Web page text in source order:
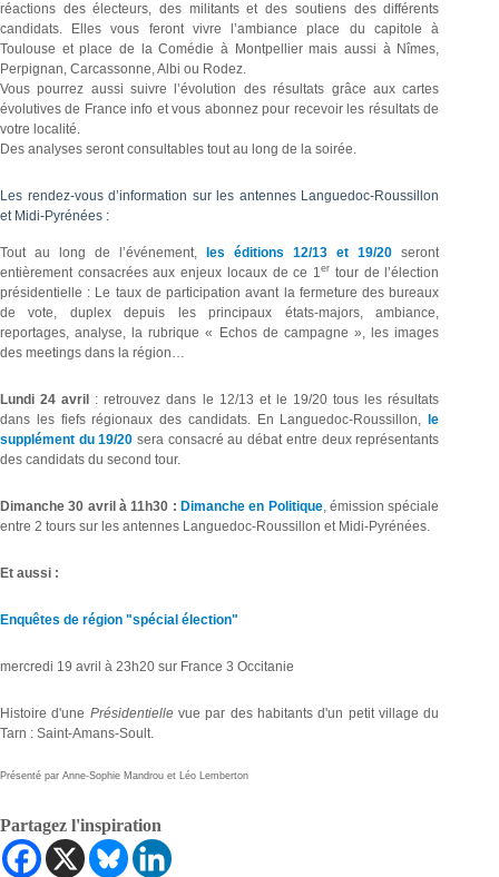
réactions des électeurs, des militants et des soutiens des différents
candidats. Elles vous feront vivre l’ambiance place du capitole à
Toulouse et place de la Comédie à Montpellier mais aussi à Nîmes,
Perpignan, Carcassonne, Albi ou Rodez.
Vous pourrez aussi suivre l’évolution des résultats grâce aux cartes
évolutives de France info et vous abonnez pour recevoir les résultats de
votre localité.
Des analyses seront consultables tout au long de la soirée.
Les rendez-vous d’information sur les antennes Languedoc-Roussillon
et Midi-Pyrénées :
Tout au long de l’événement,les éditions 12/13 et 19/20 seront
entièrement consacrées aux enjeux locaux de ce 1er tour de l’élection
présidentielle : Le taux de participation avant la fermeture des bureaux
de vote, duplex depuis les principaux états-majors, ambiance,
reportages, analyse, la rubrique « Echos de campagne », les images
des meetings dans la région…
Lundi 24 avril : retrouvez dans le 12/13 et le 19/20 tous les résultats
dans les fiefs régionaux des candidats. En Languedoc-Roussillon,le
supplément du 19/20 sera consacré au débat entre deux représentants
des candidats du second tour.
Dimanche 30 avril à 11h30 : Dimanche en Politique, émission spéciale
entre 2 tours sur les antennes Languedoc-Roussillon et Midi-Pyrénées.
Et aussi :
Enquêtes de région "spécial élection"
mercredi 19 avril à 23h20 sur France 3 Occitanie
Histoire d'une Présidentiellevue par des habitants d'un petit village du
Tarn : Saint-Amans-Soult.
Présenté par Anne-Sophie Mandrou et Léo Lemberton
Partagez l'inspiration